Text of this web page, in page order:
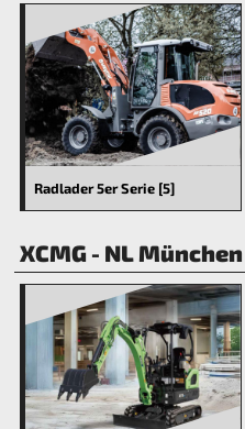
Radlader 5er Serie [5]
XCMG - NL München